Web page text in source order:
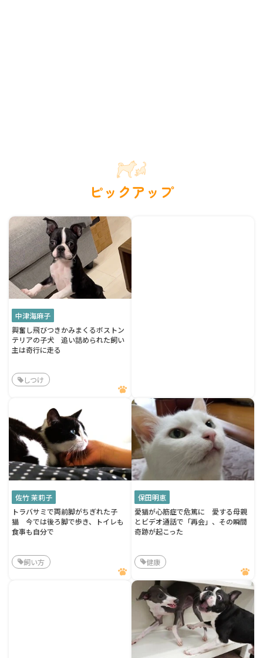
ピックアップ
中津海麻子
興奮し飛びつきかみまくるボストン
テリアの子犬 追い詰められた飼い
主は奇行に走る
しつけ
佐竹 茉莉子
トラバサミで両前脚がちぎれた子
猫 今では後ろ脚で歩き、トイレも
食事も自分で
飼い方
保田明恵
愛猫が心筋症で危篤に 愛する母親
とビデオ通話で「再会」、その瞬間
奇跡が起こった
健康